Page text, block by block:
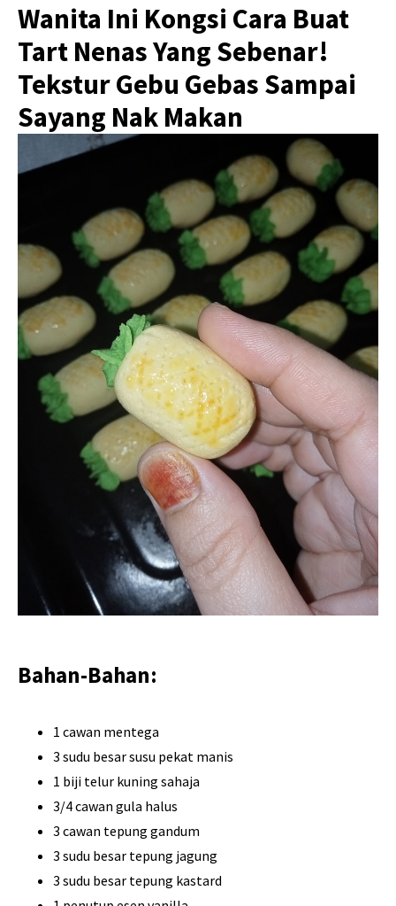
Wanita Ini Kongsi Cara Buat
Tart Nenas Yang Sebenar!
Tekstur Gebu Gebas Sampai
Sayang Nak Makan
Bahan-Bahan:
1 cawan mentega
3 sudu besar susu pekat manis
1 biji telur kuning sahaja
3/4 cawan gula halus
3 cawan tepung gandum
3 sudu besar tepung jagung
3 sudu besar tepung kastard